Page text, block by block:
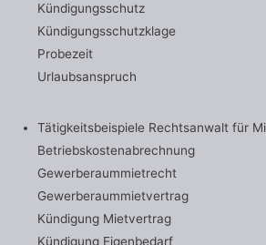
Kündigungsschutz
Kündigungsschutzklage
Probezeit
Urlaubsanspruch
Tätigkeitsbeispiele Rechtsanwalt für
Betriebskostenabrechnung
Gewerberaummietrecht
Gewerberaummietvertrag
Kündigung Mietvertrag
Kündigung Eigenbedarf